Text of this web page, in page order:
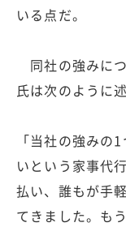
いる点だ。
同社の強みに
氏は次のように述
「当社の強みの
いという家事代
払い、誰もが手
てきました。も